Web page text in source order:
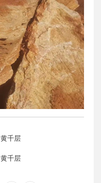
黄千层
黄千层